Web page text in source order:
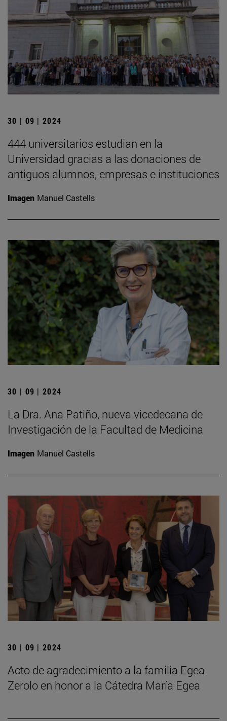
30 | 09 | 2024
444 universitarios estudian en la
Universidad gracias a las donaciones de
antiguos alumnos, empresas e instituciones
Imagen Manuel Castells
30 | 09 | 2024
La Dra. Ana Patiño, nueva vicedecana de
Investigación de la Facultad de Medicina
Imagen Manuel Castells
30 | 09 | 2024
Acto de agradecimiento a la familia Egea
Zerolo en honor a la Cátedra María Egea